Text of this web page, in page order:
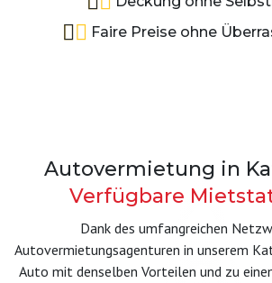
Faire Preise ohne
Autovermietung in
Verfügbare
Dank des umfangreichen
Autovermietungsagenturen in unserem
Auto mit denselben Vorteilen und zu